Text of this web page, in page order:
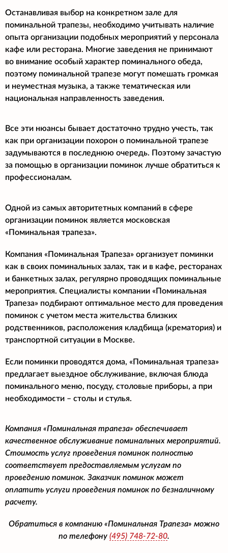
Останавливая выбор на конкретном зале для
поминальной трапезы, необходимо учитывать наличие
опыта организации подобных мероприятий у персонала
кафе или ресторана. Многие заведения не принимают
во внимание особый характер поминального обеда,
поэтому поминальной трапезе могут помешать громкая
и неуместная музыка, а также тематическая или
национальная направленность заведения.
Все эти нюансы бывает достаточно трудно учесть, так
как при организации похорон о поминальной трапезе
задумываются в последнюю очередь. Поэтому зачастую
за помощью в организации поминок лучше обратиться к
профессионалам.
Одной из самых авторитетных компаний в сфере
организации поминок является московская
«Поминальная трапеза».
Компания «Поминальная Трапеза» организует поминки
как в своих поминальных залах, так и в кафе, ресторанах
и банкетных залах, регулярно проводящих поминальные
мероприятия. Специалисты компании «Поминальная
Трапеза» подбирают оптимальное место для проведения
поминок с учетом места жительства близких
родственников, расположения кладбища (крематория) и
транспортной ситуации в Москве.
Если поминки проводятся дома, «Поминальная трапеза»
предлагает выездное обслуживание, включая блюда
поминального меню, посуду, столовые приборы, а при
необходимости – столы и стулья.
Компания «Поминальная трапеза» обеспечивает
качественное обслуживание поминальных мероприятий.
Стоимость услуг проведения поминок полностью
соответствует предоставляемым услугам по
проведению поминок. Заказчик поминок может
оплатить услуги проведения поминок по безналичному
расчету.
Обратиться в компанию «Поминальная Трапеза» можно
по телефону (495) 748-72-80.